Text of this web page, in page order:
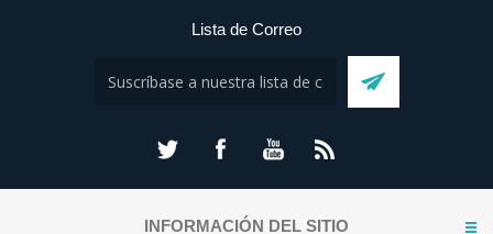
Lista de Correo
INFORMACIÓN DEL SITIO